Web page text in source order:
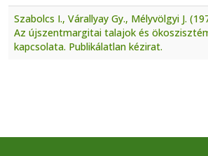
Szabolcs I., Várallyay Gy., Mélyvölgyi J.
Az újszentmargitai talajok és
kapcsolata. Publikálatlan kézirat.